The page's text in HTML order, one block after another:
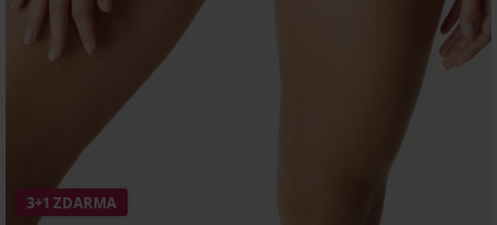
3+1 ZDARMA